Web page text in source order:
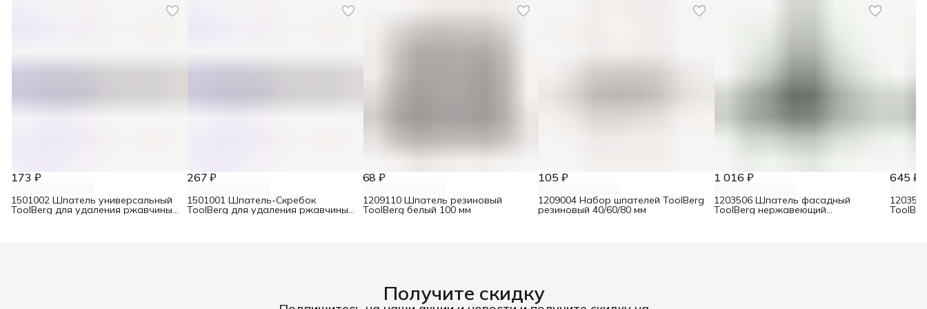
173 ₽
1501002 Шпатель универсальный
ToolBerg для удаления ржавчины
267 ₽
1501001 Шпатель-Скребок
ToolBerg для удаления ржавчины
68 ₽
1209110 Шпатель резиновый
ToolBerg белый 100 мм
105 ₽
1209004 Набор шпателей ToolBerg
резиновый 40/60/80 мм
1 016 ₽
1203506 Шпатель фасадный
ToolBerg нержавеющий
645 ₽
Получите скидку